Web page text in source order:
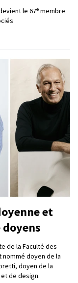
le 67e membre
et
de la Faculté des
doyen de la
doyen de la
de design.